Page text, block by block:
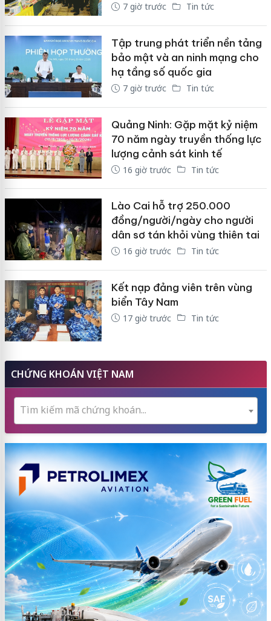
7 giờ trước Tin tức
Tập trung phát triển nền tảng
bảo mật và an ninh mạng cho
hạ tầng số quốc gia
7 giờ trước Tin tức
Quảng Ninh: Gặp mặt kỷ niệm
70 năm ngày truyền thống lực
lượng cảnh sát kinh tế
16 giờ trước Tin tức
Lào Cai hỗ trợ 250.000
đồng/người/ngày cho người
dân sơ tán khỏi vùng thiên tai
16 giờ trước Tin tức
Kết nạp đảng viên trên vùng
biển Tây Nam
17 giờ trước Tin tức
CHỨNG KHOÁN VIỆT NAM
Tìm kiếm mã chứng khoán...